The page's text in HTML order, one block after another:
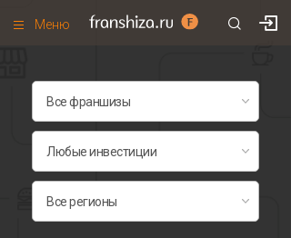
Меню
Франшизы по категориям